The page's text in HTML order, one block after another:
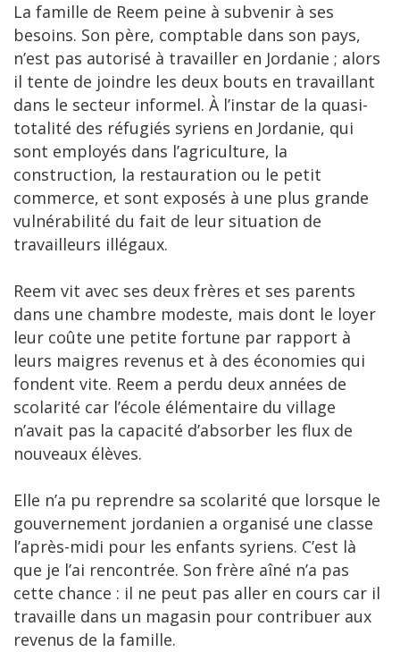
La famille de Reem peine à subvenir à ses
besoins. Son père, comptable dans son pays,
n’est pas autorisé à travailler en Jordanie ; alors
il tente de joindre les deux bouts en travaillant
dans le secteur informel. À l’instar de la quasi-
totalité des réfugiés syriens en Jordanie, qui
sont employés dans l’agriculture, la
construction, la restauration ou le petit
commerce, et sont exposés à une plus grande
vulnérabilité du fait de leur situation de
travailleurs illégaux.
Reem vit avec ses deux frères et ses parents
dans une chambre modeste, mais dont le loyer
leur coûte une petite fortune par rapport à
leurs maigres revenus et à des économies qui
fondent vite. Reem a perdu deux années de
scolarité car l’école élémentaire du village
n’avait pas la capacité d’absorber les flux de
nouveaux élèves.
Elle n’a pu reprendre sa scolarité que lorsque le
gouvernement jordanien a organisé une classe
l’après-midi pour les enfants syriens. C’est là
que je l’ai rencontrée. Son frère aîné n’a pas
cette chance : il ne peut pas aller en cours car il
travaille dans un magasin pour contribuer aux
revenus de la famille.